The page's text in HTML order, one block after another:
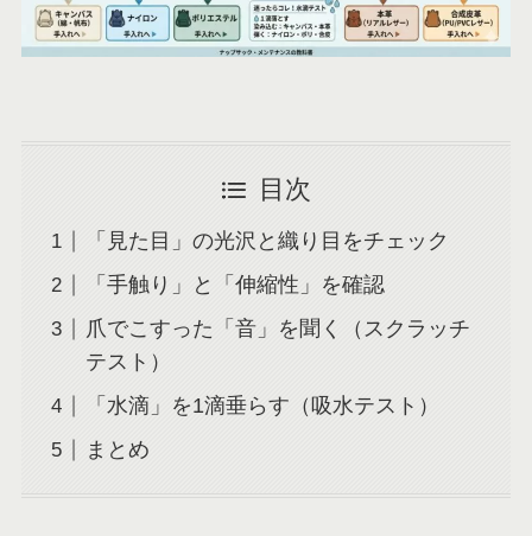
目次
「見た目」の光沢と織り目をチェック
「手触り」と「伸縮性」を確認
爪でこすった「音」を聞く（スクラッチ
テスト）
「水滴」を1滴垂らす（吸水テスト）
まとめ